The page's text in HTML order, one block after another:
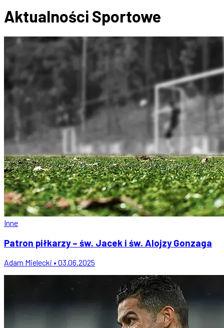
Aktualności Sportowe
Inne
Patron piłkarzy – św. Jacek i św. Alojzy Gonzaga
Adam Mielecki • 03.06.2025